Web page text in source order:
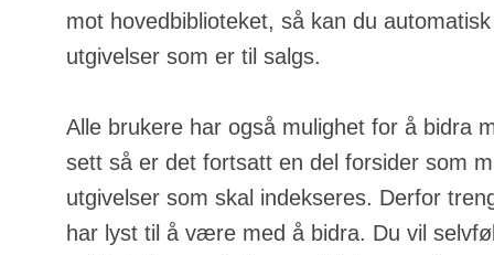
mot hovedbiblioteket, så kan du
utgivelser som er til salgs.
Alle brukere har også mulighet for å bidra
sett så er det fortsatt en del forsider som
utgivelser som skal indekseres. Derfor
har lyst til å være med å bidra. Du vil